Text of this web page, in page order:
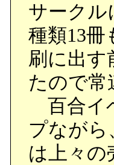
サークル
種類13
刷に出す
たので
百合イ
プながら
は上々の